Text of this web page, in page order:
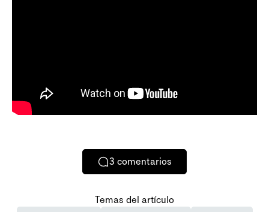
3 comentarios
Temas del artículo